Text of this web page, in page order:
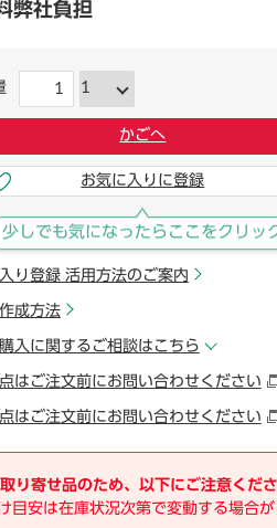
弊社負担
かごへ
お気に入りに登録
少しでも気になったらここをクリッ
り登録 活用方法のご案内
成方法
入に関するご相談はこちら
はご注文前にお問い合わせください
はご注文前にお問い合わせください
り寄せ品のため、以下にご注意くださ
目安は在庫状況次第で変動する場合